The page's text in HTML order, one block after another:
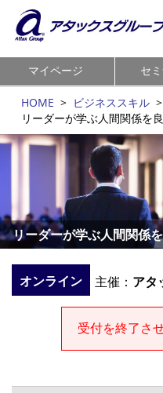
マイページ セ
HOME > ビジネススキル >
リーダーが学ぶ人間関係を
リーダーが学ぶ人間関係
オンライン 主催： アタ
受付を終了さ